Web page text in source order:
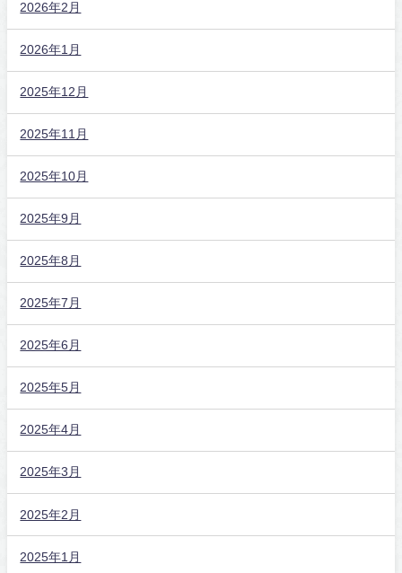
2026年2月
2026年1月
2025年12月
2025年11月
2025年10月
2025年9月
2025年8月
2025年7月
2025年6月
2025年5月
2025年4月
2025年3月
2025年2月
2025年1月